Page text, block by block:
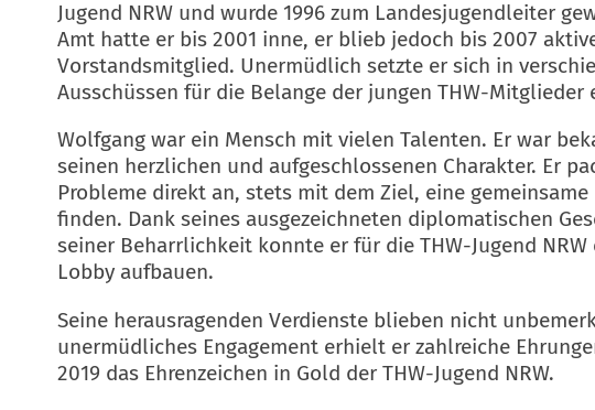
Jugend NRW und wurde 1996 zum Landesjugendleiter
Amt hatte er bis 2001 inne, er blieb jedoch bis 2007
Vorstandsmitglied. Unermüdlich setzte er sich in
Ausschüssen für die Belange der jungen THW-Mitglieder
Wolfgang war ein Mensch mit vielen Talenten. Er war
seinen herzlichen und aufgeschlossenen Charakter. Er
Probleme direkt an, stets mit dem Ziel, eine gemeinsame
finden. Dank seines ausgezeichneten diplomatischen
seiner Beharrlichkeit konnte er für die THW-Jugend NRW
Lobby aufbauen.
Seine herausragenden Verdienste blieben nicht
unermüdliches Engagement erhielt er zahlreiche
2019 das Ehrenzeichen in Gold der THW-Jugend NRW.